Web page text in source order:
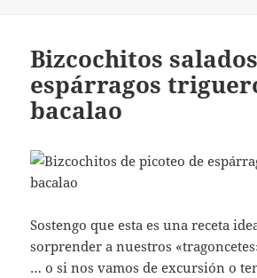
Bizcochitos
espárragos
bacalao
Sostengo que esta es una receta
sorprender a nuestros
… o si nos vamos de excursión o